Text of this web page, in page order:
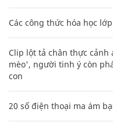
Các công thức hóa học
Clip lột tả chân thực
mèo', người tinh ý còn
con
20 số điện thoại ma ám